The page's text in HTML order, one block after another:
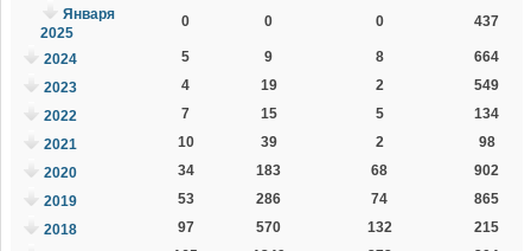
Января
2025
0 0 0 437
2024 5 9 8
664
2023
4 19 2
549
2022
7 15 5
134
2021
10 39 2
98
2020
34 183 68
902
2019
53 286 74
865
2018
97 570 132
215